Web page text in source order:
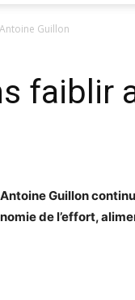
Guillon
faiblir
Guillon
de l’effort,